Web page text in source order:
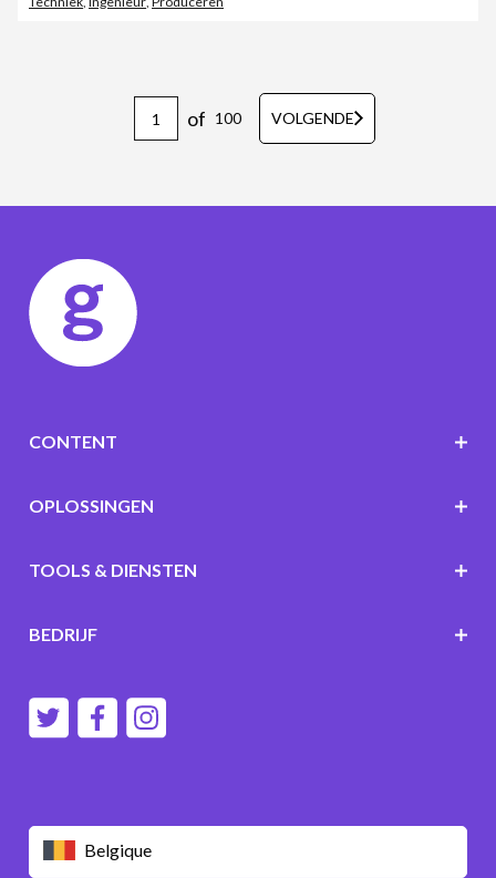
of 100 VOLGENDE
Belgique
CONTENT
OPLOSSINGEN
TOOLS & DIENSTEN
BEDRIJF